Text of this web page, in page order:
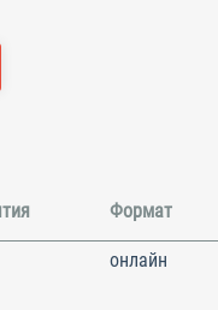
Формат
онлайн